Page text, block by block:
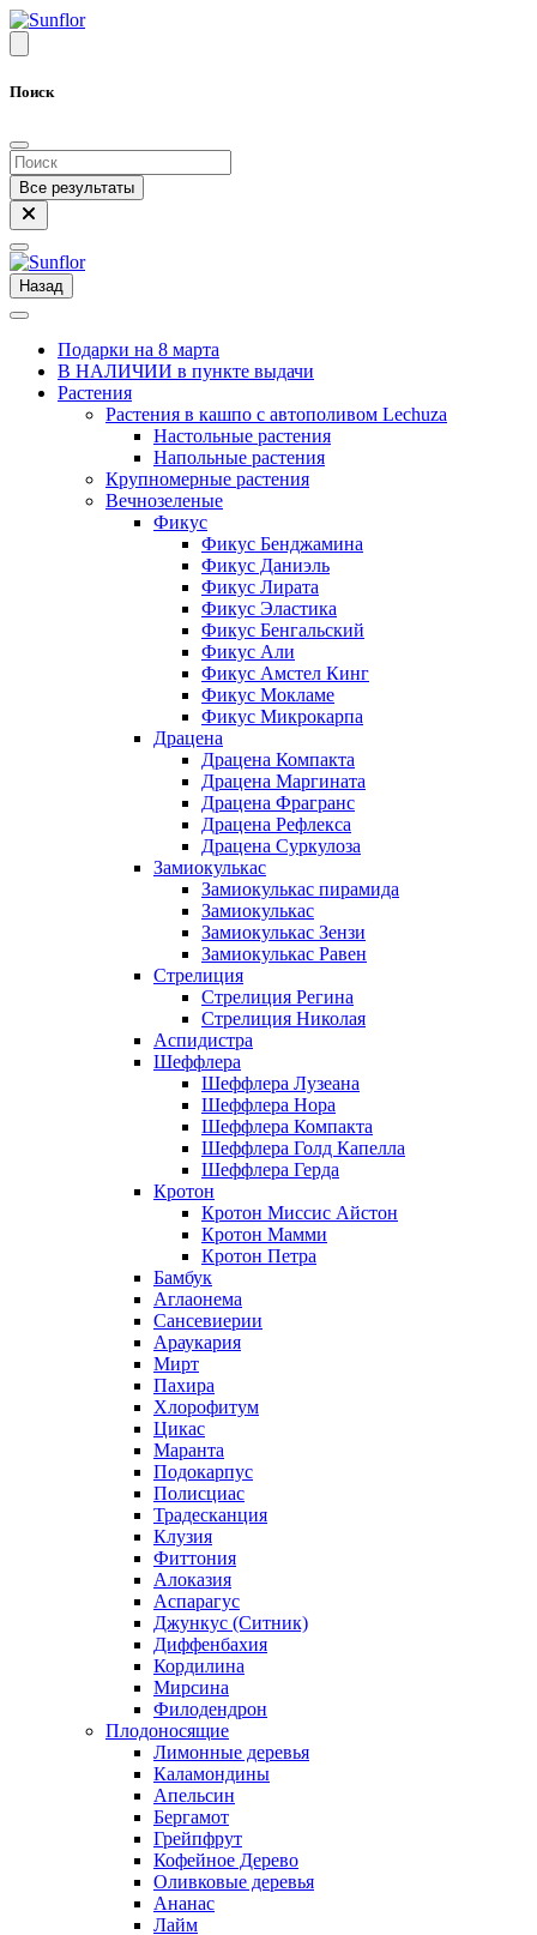
Поиск
Все результаты
Назад
Подарки на 8 марта
В НАЛИЧИИ в пункте выдачи
Растения
Растения в кашпо с автополивом Lechuza
Настольные растения
Напольные растения
Крупномерные растения
Вечнозеленые
Фикус
Фикус Бенджамина
Фикус Даниэль
Фикус Лирата
Фикус Эластика
Фикус Бенгальский
Фикус Али
Фикус Амстел Кинг
Фикус Мокламе
Фикус Микрокарпа
Драцена
Драцена Компакта
Драцена Маргината
Драцена Фрагранс
Драцена Рефлекса
Драцена Суркулоза
Замиокулькас
Замиокулькас пирамида
Замиокулькас
Замиокулькас Зензи
Замиокулькас Равен
Стрелиция
Стрелиция Регина
Стрелиция Николая
Аспидистра
Шеффлера
Шеффлера Лузеана
Шеффлера Нора
Шеффлера Компакта
Шеффлера Голд Капелла
Шеффлера Герда
Кротон
Кротон Миссис Айстон
Кротон Мамми
Кротон Петра
Бамбук
Аглаонема
Сансевиерии
Араукария
Мирт
Пахира
Хлорофитум
Цикас
Маранта
Подокарпус
Полисциас
Традесканция
Клузия
Фиттония
Алоказия
Аспарагус
Джункус (Ситник)
Диффенбахия
Кордилина
Мирсина
Филодендрон
Плодоносящие
Лимонные деревья
Каламондины
Апельсин
Бергамот
Грейпфрут
Кофейное Дерево
Оливковые деревья
Ананас
Лайм